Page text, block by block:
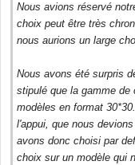
Nous avions réservé
choix peut être très
nous aurions un large
Nous avons été surpris
stipulé que la gamme de
modèles en format
l'appui, que nous
avons donc choisi par
choix sur un modèle qui